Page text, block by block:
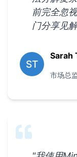
前完全忽
门分享见
ST
Sarah
市场总